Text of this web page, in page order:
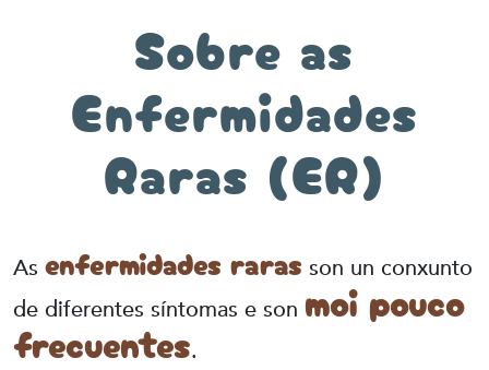
Sobre as
Enfermidades
Raras (ER)
As enfermidades raras son un conxunto
de diferentes síntomas e son moi pouco
frecuentes.